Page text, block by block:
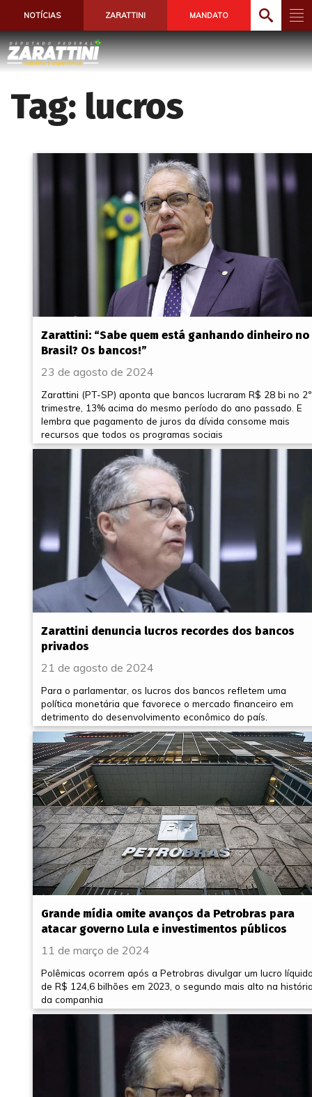
NOTÍCIAS ZARATTINI MANDATO
Tag: lucros
Zarattini: “Sabe quem está ganhando dinheiro no
Brasil? Os bancos!”
23 de agosto de 2024
Zarattini (PT-SP) aponta que bancos lucraram R$ 28 bi no 2º
trimestre, 13% acima do mesmo período do ano passado. E
lembra que pagamento de juros da dívida consome mais
recursos que todos os programas sociais
Zarattini denuncia lucros recordes dos bancos
privados
21 de agosto de 2024
Para o parlamentar, os lucros dos bancos refletem uma
política monetária que favorece o mercado financeiro em
detrimento do desenvolvimento econômico do país.
Grande mídia omite avanços da Petrobras para
atacar governo Lula e investimentos públicos
11 de março de 2024
Polêmicas ocorrem após a Petrobras divulgar um lucro
de R$ 124,6 bilhões em 2023, o segundo mais alto na
da companhia